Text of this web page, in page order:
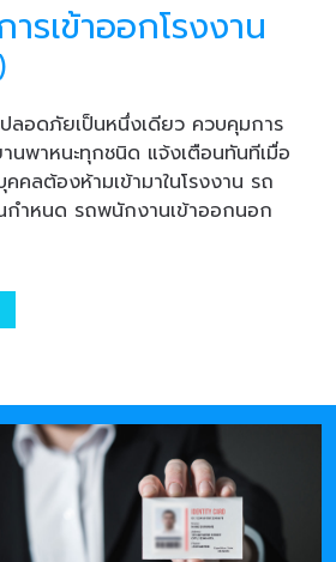
รเข้าออกโรงงาน
ลอดภัยเป็นหนึ่งเดียว ควบคุมการ
นพาหนะทุกชนิด แจ้งเตือนทันทีเมื่อ
คลต้องห้ามเข้ามาในโรงงาน รถ
กำหนด รถพนักงานเข้าออกนอก